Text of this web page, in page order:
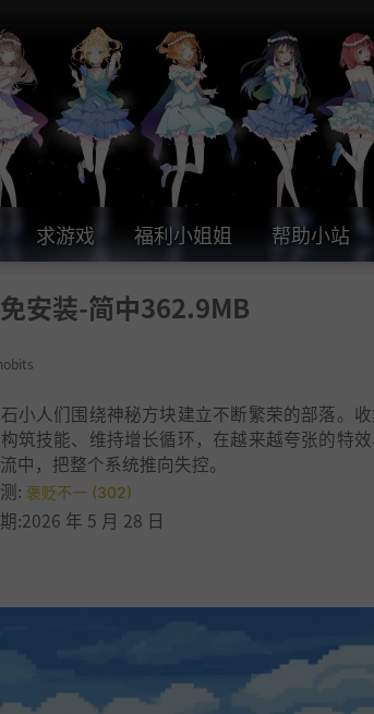
求游戏 福利小姐姐 帮助小站
安装-简中362.9MB
小人们围绕神秘方块建立不断繁荣的部落。
筑技能、维持增长循环，在越来越夸张的特效
中，把整个系统推向失控。
: 褒贬不一 (302)
:2026 年 5 月 28 日